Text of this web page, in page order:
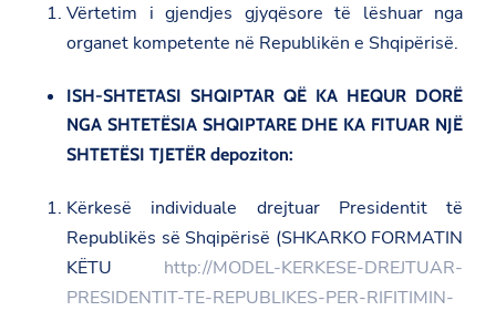
Vërtetim i gjendjes gjyqësore të lëshuar nga
organet kompetente në Republikën e Shqipërisë.
ISH-SHTETASI SHQIPTAR QË KA HEQUR DORË
NGA SHTETËSIA SHQIPTARE DHE KA FITUAR NJË
SHTETËSI TJETËR depoziton:
Kërkesë individuale drejtuar Presidentit të
Republikës së Shqipërisë (SHKARKO FORMATIN
KËTU http://MODEL-KERKESE-DREJTUAR-
PRESIDENTIT-TE-REPUBLIKES-PER-RIFITIMIN-